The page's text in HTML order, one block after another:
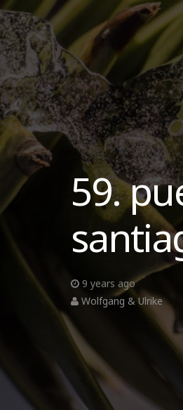
59.
9 years ago
Wolfgang & Ulrike